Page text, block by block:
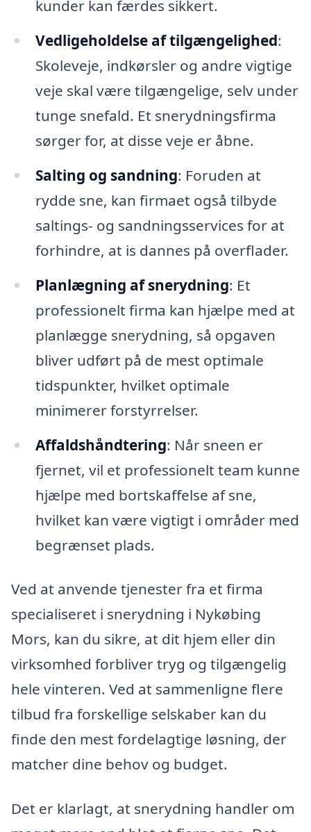
kunder kan færdes sikkert.
Vedligeholdelse af tilgængelighed:
Skoleveje, indkørsler og andre vigtige
veje skal være tilgængelige, selv under
tunge snefald. Et snerydningsfirma
sørger for, at disse veje er åbne.
Salting og sandning: Foruden at
rydde sne, kan firmaet også tilbyde
saltings- og sandningsservices for at
forhindre, at is dannes på overflader.
Planlægning af snerydning: Et
professionelt firma kan hjælpe med at
planlægge snerydning, så opgaven
bliver udført på de mest optimale
tidspunkter, hvilket optimale
minimerer forstyrrelser.
Affaldshåndtering: Når sneen er
fjernet, vil et professionelt team kunne
hjælpe med bortskaffelse af sne,
hvilket kan være vigtigt i områder med
begrænset plads.
Ved at anvende tjenester fra et firma
specialiseret i snerydning i Nykøbing
Mors, kan du sikre, at dit hjem eller din
virksomhed forbliver tryg og tilgængelig
hele vinteren. Ved at sammenligne flere
tilbud fra forskellige selskaber kan du
finde den mest fordelagtige løsning, der
matcher dine behov og budget.
Det er klarlagt, at snerydning handler om